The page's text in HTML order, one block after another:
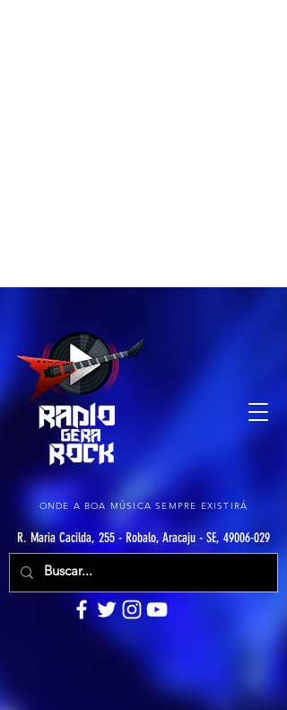
ONDE A BOA MÚSICA SEMPRE EXISTIRÁ
R. Maria Cacilda, 255 - Robalo, Aracaju - SE, 49006-029